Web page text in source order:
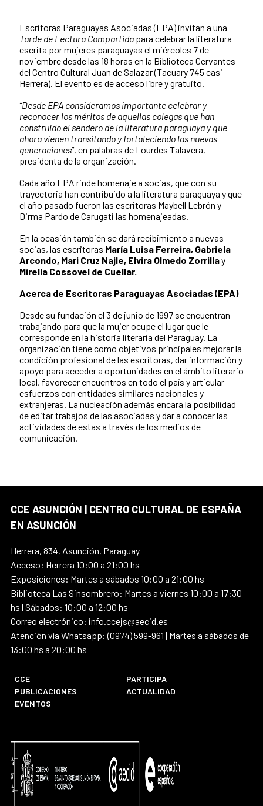
Escritoras Paraguayas Asociadas (EPA) invitan a una
Tarde de Lectura Compartida para celebrar la literatura
escrita por mujeres paraguayas el miércoles 7 de
noviembre desde las 18 horas en la Biblioteca Cervantes
del Centro Cultural Juan de Salazar (Tacuary 745 casi
Herrera). El evento es de acceso libre y gratuito.
“Desde EPA consideramos importante celebrar y
reconocer los méritos de aquellas colegas que han
construido el sendero de la literatura paraguaya y que
ahora vienen transitando y fortaleciendo las nuevas
generaciones”, en palabras de Lourdes Talavera,
presidenta de la organización.
Cada año EPA rinde homenaje a socias, que con su
trayectoria han contribuido a la literatura paraguaya y que
el año pasado fueron las escritoras Maybell Lebrón y
Dirma Pardo de Carugati las homenajeadas.
En la ocasión también se dará recibimiento a nuevas
socias, las escritoras María Luisa Ferreira, Gabriela
Arcondo, Mari Cruz Najle, Elvira Olmedo Zorrillay
Mirella Cossovel de Cuellar.
Acerca de Escritoras Paraguayas Asociadas (EPA)
Desde su fundación el 3 de junio de 1997 se encuentran
trabajando para que la mujer ocupe el lugar que le
corresponde en la historia literaria del Paraguay. La
organización tiene como objetivos principales mejorar la
condición profesional de las escritoras, dar información y
apoyo para acceder a oportunidades en el ámbito literario
local, favorecer encuentros en todo el país y articular
esfuerzos con entidades similares nacionales y
extranjeras. La nucleación además encara la posibilidad
de editar trabajos de las asociadas y dar a conocer las
actividades de estas a través de los medios de
comunicación.
CCE ASUNCIÓN | CENTRO CULTURAL DE ESPAÑA
EN ASUNCIÓN
Herrera, 834, Asunción, Paraguay
Acceso: Herrera 10:00 a 21:00 hs
Exposiciones: Martes a sábados 10:00 a 21:00 hs
Biblioteca Las Sinsombrero: Martes a viernes 10:00 a 17:30
hs | Sábados: 10:00 a 12:00 hs
Correo electrónico: info.ccejs@aecid.es
Atención vía Whatsapp: (0974) 599-961 | Martes a sábados de
13:00 hs a 20:00 hs
CCE
PARTICIPA
PUBLICACIONES
ACTUALIDAD
EVENTOS